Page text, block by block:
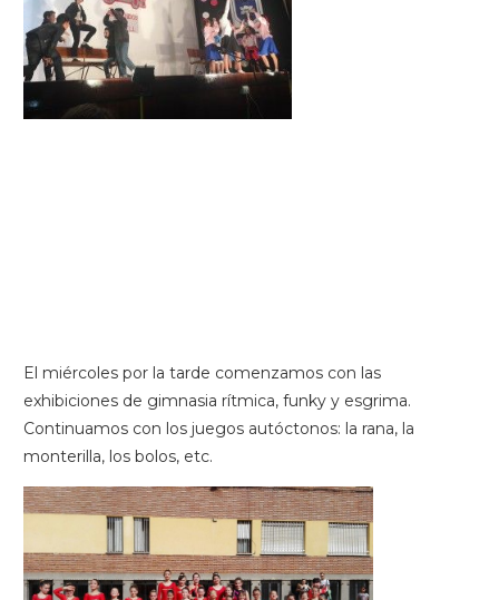
El miércoles por la tarde comenzamos con las
exhibiciones de gimnasia rítmica, funky y esgrima.
Continuamos con los juegos autóctonos: la rana, la
monterilla, los bolos, etc.